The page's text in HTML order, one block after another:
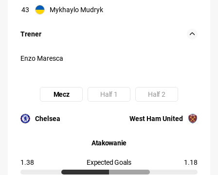
43 Mykhaylo Mudryk
Trener
Enzo Maresca
Mecz Half 1 Half 2
Uczestnik: Chelsea
Chelsea Uczestnik: West Ham United
West Ham United
Atakowanie
1.38 Expected Goals 1.18